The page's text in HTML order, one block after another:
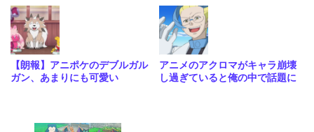
な…
【朗報】アニポケのデブルガル
ガン、あまりにも可愛い
アニメのアクロマがキャラ崩壊
し過ぎていると俺の中で話題に